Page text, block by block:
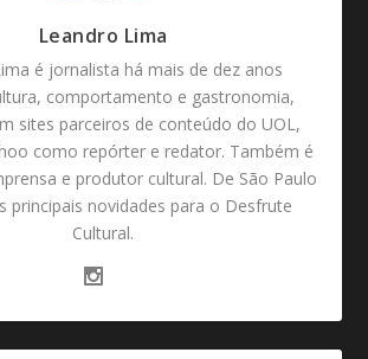
Leandro Lima
é jornalista há mais de dez anos
comportamento e gastronomia,
sites parceiros de conteúdo do UOL,
como repórter e redator. Também é
e produtor cultural. De São Paulo
principais novidades para o Desfrute
Cultural.